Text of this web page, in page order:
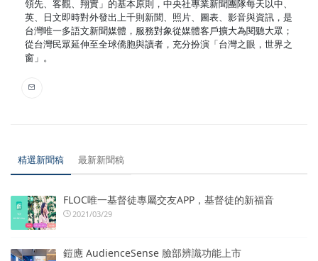
領先、客觀、翔實」的基本原則，中央社專業新聞團隊每天以中、
英、日文即時對外發出上千則新聞、照片、圖表、影音與資訊，是
台灣唯一多語文新聞媒體，服務對象從媒體客戶擴大為閱聽大眾；
從台灣民眾延伸至全球僑胞與讀者，充分扮演「台灣之眼，世界之
窗」。
精選新聞稿 最新新聞稿
FLOC唯一基督徒專屬交友APP，基督徒的新福音
2021/03/29
鎧應 AudienceSense 臉部辨識功能上市